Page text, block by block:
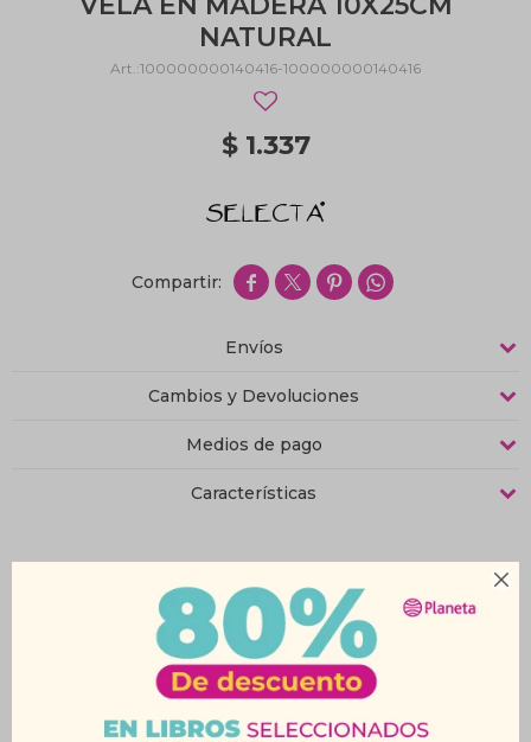

NATURAL
100000000140416-100000000140416
$ 1.337
   
Envíos
Cambios y Devoluciones
Medios de pago
Características
Productos que te pueden interesar